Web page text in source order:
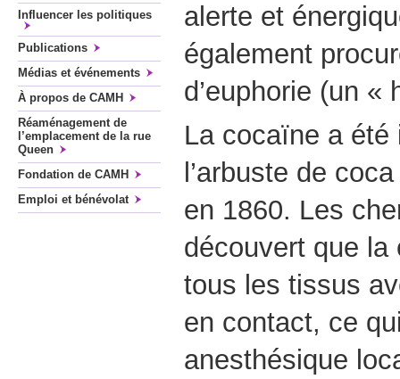
Influencer les politiques
Publications
Médias et événements
À propos de CAMH
Réaménagement de
l’emplacement de la rue
Queen
Fondation de CAMH
Emploi et bénévolat
alerte et
également
d’euphorie (un «
La cocaïne a
l’arbuste de
en 1860. Les
découvert que
tous les tissus
en contact, ce
anesthésique